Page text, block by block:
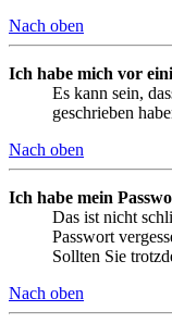
Nach oben
Ich habe mich vor
Es kann sein,
geschrieben
Nach oben
Ich habe mein
Das ist nicht
Passwort
Sollten Sie
Nach oben